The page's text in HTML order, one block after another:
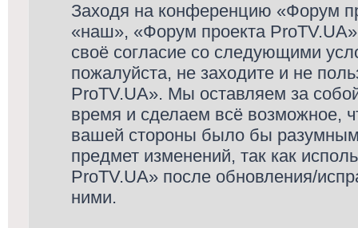
Заходя на конференцию «Форум
«наш», «Форум проекта
своё согласие со следующими
пожалуйста, не заходите и не
ProTV.UA». Мы оставляем за
время и сделаем всё возможное,
вашей стороны было бы разумным
предмет изменений, так как
ProTV.UA» после обновления/
ними.